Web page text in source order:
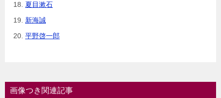
夏目漱石
新海誠
平野啓一郎
画像つき関連記事